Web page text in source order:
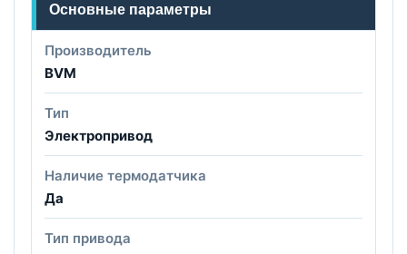
Основные параметры
Производитель
BVM
Тип
Электропривод
Наличие термодатчика
Да
Тип привода